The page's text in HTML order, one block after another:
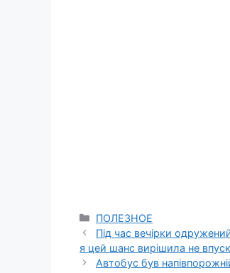
Categories
ПОЛЕЗНОЕ
Під час вечірки
я цей шанс вирішила не
Автобус був